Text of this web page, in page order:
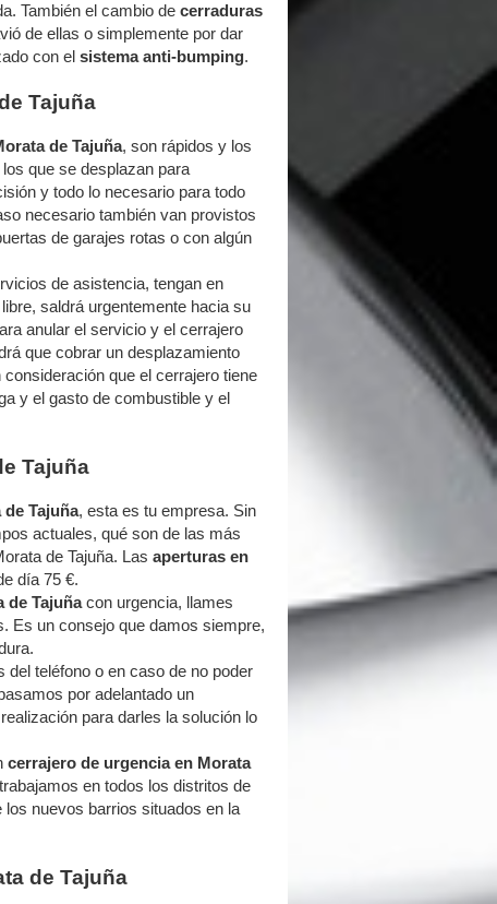
También el cambio decerraduras
de ellas o simplemente por dar
con elsistema anti-bumping.
Tajuña
de Tajuña, son rápidos y los
que se desplazan para
y todo lo necesario para todo
necesario también van provistos
de garajes rotas o con algún
de asistencia, tengan en
saldrá urgentemente hacia su
anular el servicio y el cerrajero
que cobrar un desplazamiento
que el cerrajero tiene
y el gasto de combustible y el
Tajuña
Tajuña, esta es tu empresa. Sin
actuales, qué son de las más
de Tajuña. Lasaperturas en
día 75 €.
de Tajuñacon urgencia, llames
Es un consejo que damos siempre,
del teléfono o en caso de no poder
por adelantado un
para darles la solución lo
cerrajero de urgencia en Morata
en todos los distritos de
nuevos barrios situados en la
de Tajuña